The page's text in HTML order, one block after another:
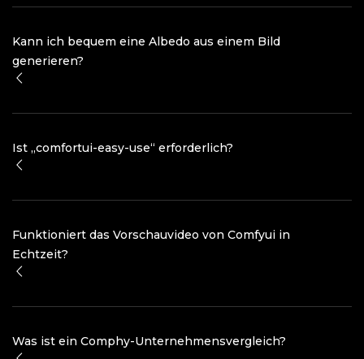
Kann ich bequem eine Albedo aus einem Bild
generieren?
Ist „comfortui-easy-use“ erforderlich?
Funktioniert das Vorschauvideo von Comfyui in
Echtzeit?
Was ist ein Comphy-Unternehmensvergleich?